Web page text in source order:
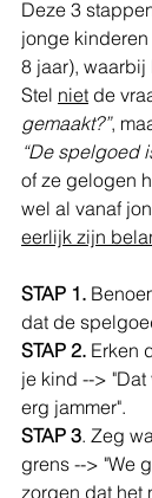
Deze 3
jonge
8 jaar),
Stel niet de
gemaakt?”,
“De spelgoed
of ze gelogen
wel al vanaf
eerlijk zijn
STAP 1.
dat de
STAP 2. Erken
je kind -->
erg jammer".
STAP 3. Zeg
grens --> "We
zorgen dat het